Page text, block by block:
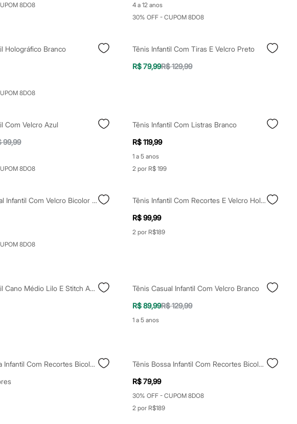
8DO8
4 a 12 anos
30% OFF - CUPOM 8DO8
Holográfico Branco
8DO8
Tênis Infantil Com Tiras E Velcro Preto
R$ 79,99R$ 129,99
Com Velcro Azul
99,99
8DO8
Tênis Infantil Com Listras Branco
R$ 119,99
1 a 5 anos
2 por R$ 199
Tênis Casual Infantil Com Velcro Bicolor Preto
8DO8
Tênis Infantil Com Recortes E Velcro Holográfico Rosa
R$ 99,99
2 por R$189
Tênis Infantil Cano Médio Lilo E Stitch Azul
Tênis Casual Infantil Com Velcro Branco
R$ 89,99R$ 129,99
1 a 5 anos
Tênis Bossa Infantil Com Recortes Bicolor Rosa
Tênis Bossa Infantil Com Recortes Bicolor Rosa
R$ 79,99
30% OFF - CUPOM 8DO8
2 por R$189